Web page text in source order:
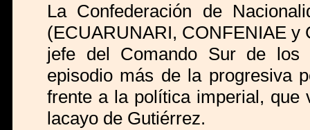
La Confederación de
(ECUARUNARI, CONFENIAE y
jefe del Comando Sur de los
episodio más de la progresiva
frente a la política imperial, que
lacayo de Gutiérrez.